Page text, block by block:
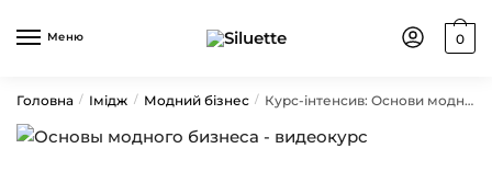
Меню 0
Головна / Імідж / Модний бізнес / Курс-інтенсив: Основи модного бізнесу від А до Я